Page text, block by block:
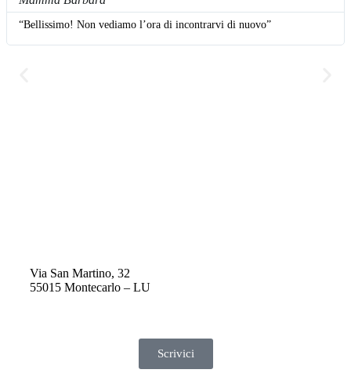
“Bellissimo! Non vediamo l’ora di incontrarvi di nuovo”
Via San Martino, 32
55015 Montecarlo – LU
Scrivici